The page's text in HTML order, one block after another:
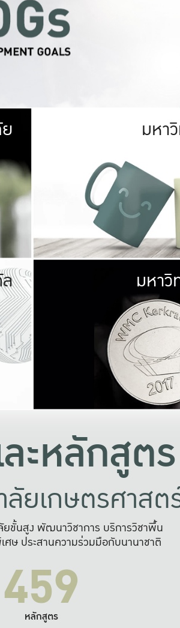
ลัย
ขียวสดใส หนาแน่น
(URBAN FOREST)
AGRICULTURE)
ประมาณ 1,400 ไร่
มหา
ต่อสังคม
เพื่อความกินดีอยู่ดี
ความสุขอย่างยั่งยืน
ปัญหาในภาพกว้าง
จากปัญหาจุดเล็กๆ
มหาวิ
ะหลักสูตร
ยเกษตรศาสต
ขั้นสูง พัฒนาวิชาการ บริการวิชาพื้น
ศษ ประสานความร่วมมือกับนานาชาติ
459
หลักสูตร